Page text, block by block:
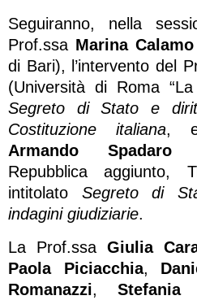
Seguiranno, nella
Prof.ssa Marina Calamo
di Bari), l’intervento del
(Università di Roma
Segreto di Stato e
Costituzione italiana, e
Armando Spadaro
Repubblica aggiunto,
intitolato Segreto di
indagini giudiziarie.
La Prof.ssaGiulia
Paola Piciacchia,
Romanazzi, Stefania